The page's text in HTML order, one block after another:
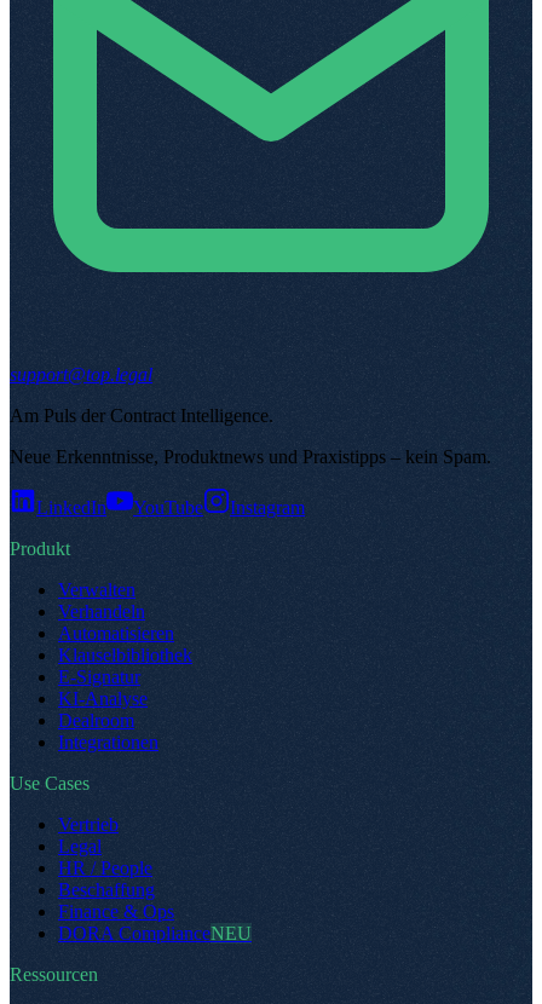
support@top.legal
Am Puls der Contract Intelligence.
Neue Erkenntnisse, Produktnews und Praxistipps – kein Spam.
LinkedIn YouTube
Instagram
Produkt
Verwalten
Verhandeln
Automatisieren
Klauselbibliothek
E-Signatur
KI-Analyse
Dealroom
Integrationen
Use Cases
Vertrieb
Legal
HR / People
Beschaffung
Finance & Ops
DORA ComplianceNEU
Ressourcen